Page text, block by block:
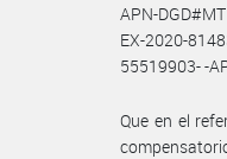
APN-
EX-2020-
55519903- -
Que en el